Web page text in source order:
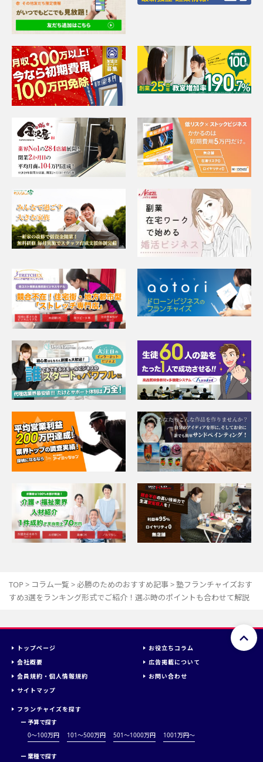
TOP > コラム一覧 >必勝のためのおすすめ記事>塾フランチャイズおす
すめ3選をランキング形式でご紹介！選ぶ時のポイントも合わせて解説
トップページ
お役立ちコラム
会社概要
広告掲載について
会員規約・個人情報規約
お問い合わせ
サイトマップ
フランチャイズを探す
ー 予算で探す
0～100万円
101～500万円 501～1000万円 1001万円〜
ー 業種で探す